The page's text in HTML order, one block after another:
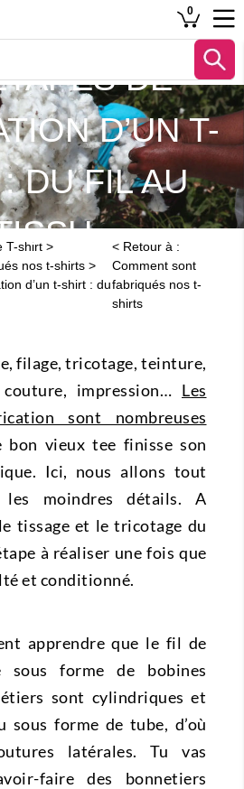
0
DE
D’UN T-
DU FIL AU
T-shirt >
nos t-shirts >
d’un t-shirt : du
< Retour à :
Comment sont
fabriqués nos t-
shirts
filage, tricotage, teinture,
impression… Les
sont nombreuses
bon vieux tee finisse son
Ici, nous allons tout
les moindres détails. A
tissage et le tricotage du
à réaliser une fois que
et conditionné.
apprendre que le fil de
forme de bobines
sont cylindriques et
forme de tube, d’où
latérales. Tu vas
faire des bonnetiers